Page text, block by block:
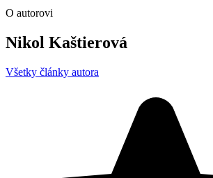
O autorovi
Nikol Kaštierová
Všetky články autora